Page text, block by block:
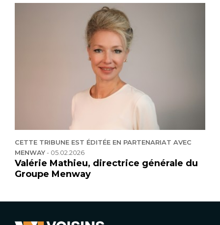
CETTE TRIBUNE EST ÉDITÉE EN PARTENARIAT AVEC
MENWAY- 05.02.2026
Valérie Mathieu, directrice générale du
Groupe Menway